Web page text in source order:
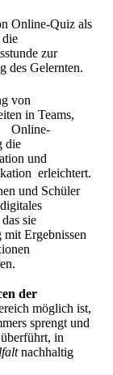
Online-Quiz als
zur
des Gelernten.
von
in Teams,
Online-
die
und
erleichtert.
und Schüler
sie
mit Ergebnissen
der
möglich ist,
sprengt und
in
nachhaltig